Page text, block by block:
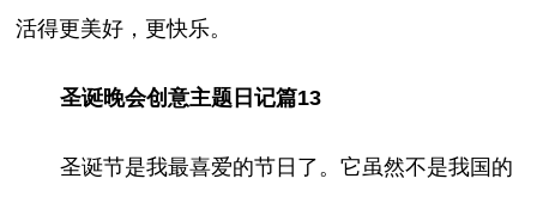
活得更美好，更快乐。
圣诞晚会创意主题日记篇13
圣诞节是我最喜爱的节日了。它虽然不是我国的